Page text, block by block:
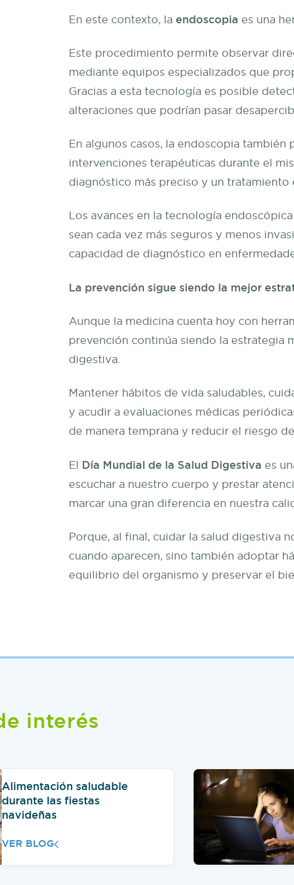
En este contexto, la endoscopia es una
Este procedimiento permite observar
mediante equipos especializados que
Gracias a esta tecnología es posible
alteraciones que podrían pasar
En algunos casos, la endoscopia
intervenciones terapéuticas durante el
diagnóstico más preciso y un tratamiento
Los avances en la tecnología
sean cada vez más seguros y menos
capacidad de diagnóstico en
La prevención sigue siendo la mejor
Aunque la medicina cuenta hoy con
prevención continúa siendo la estrategia
digestiva.
Mantener hábitos de vida saludables,
y acudir a evaluaciones médicas
de manera temprana y reducir el riesgo
El Día Mundial de la Salud Digestiva es
escuchar a nuestro cuerpo y prestar
marcar una gran diferencia en nuestra
Porque, al final, cuidar la salud digestiva
cuando aparecen, sino también adoptar
equilibrio del organismo y preservar el
interés
Alimentación saludable
durante las fiestas
navideñas
VER BLOG